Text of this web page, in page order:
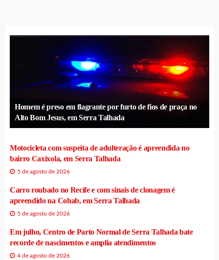
Homem é preso em flagrante por furto de fios de praça no
Alto Bom Jesus, em Serra Talhada
Motocicleta com suspeita de adulteração é apreendida no
bairro Caxixola, em Serra Talhada
5 de agosto de 2026
Carro roubado no Recife e com sinais de clonagem é
apreendido na Cohab, em Serra Talhada
5 de agosto de 2026
Em julho, Centro de Parto Normal de Serra Talhada bate
recorde de nascimentos e amplia atendimentos
4 de agosto de 2026